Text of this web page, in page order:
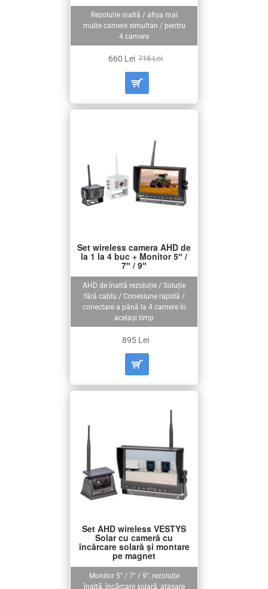
Rezolutie inaltă / afișa mai
multe camere simultan / pentru
4 camere
660 Lei 715 Lei
AHD de înaltă rezoluție / Soluție
fără cablu / Conexiune rapidă /
conectare a până la 4 camere în
același timp
Set wireless camera AHD de
la 1 la 4 buc + Monitor 5″ /
7″ / 9″
895 Lei
Monitor 5" / 7" / 9", rezoluție
înaltă, încărcare solară, atașare
Set AHD wireless VESTYS
Solar cu cameră cu
încărcare solară și montare
pe magnet